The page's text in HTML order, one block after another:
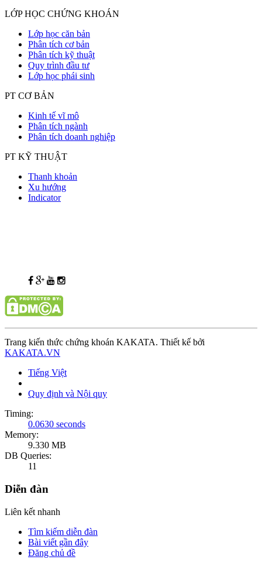
LỚP HỌC CHỨNG KHOÁN
Lớp học căn bản
Phân tích cơ bản
Phân tích kỹ thuật
Quy trình đầu tư
Lớp học phái sinh
PT CƠ BẢN
Kinh tế vĩ mô
Phân tích ngành
Phân tích doanh nghiệp
PT KỸ THUẬT
Thanh khoản
Xu hướng
Indicator
Trang kiến thức chứng khoán KAKATA. Thiết kế bởi
KAKATA.VN
Tiếng Việt
Quy định và Nội quy
Timing:
0.0630 seconds
Memory:
9.330 MB
DB Queries:
11
Diễn đàn
Liên kết nhanh
Tìm kiếm diễn đàn
Bài viết gần đây
Đăng chủ đề